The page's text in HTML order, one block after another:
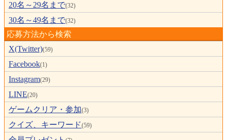
20名～29名まで(32)
30名～49名まで(32)
応募方法から検索
X(Twitter)(59)
Facebook(1)
Instagram(29)
LINE(20)
ゲームクリア・参加(3)
クイズ、キーワード(59)